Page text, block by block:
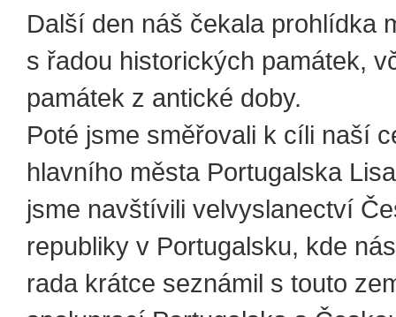
Další den náš čekala prohlídka
s řadou historických památek,
památek z antické doby.
Poté jsme směřovali k cíli naší
hlavního města Portugalska
jsme navštívili velvyslanectví
republiky v Portugalsku, kde
rada krátce seznámil s touto